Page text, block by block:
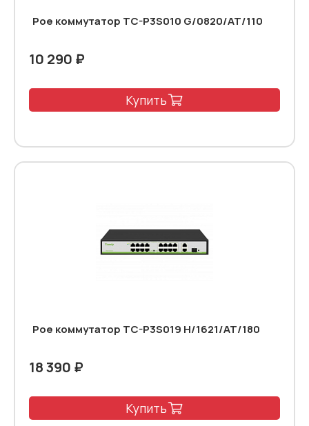
Poe коммутатор TC-P3S010 G/0820/AT/110
10 290 ₽
Купить
Poe коммутатор TC-P3S019 H/1621/AT/180
18 390 ₽
Купить